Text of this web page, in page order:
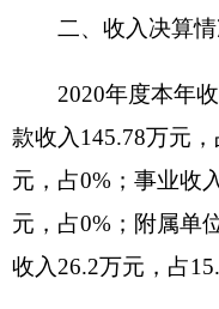
与年初预算数相比
算数142.95万元，决算
拨款支出年初预算数
元，预决算差异率
晋升调增。
五、一般公共预算